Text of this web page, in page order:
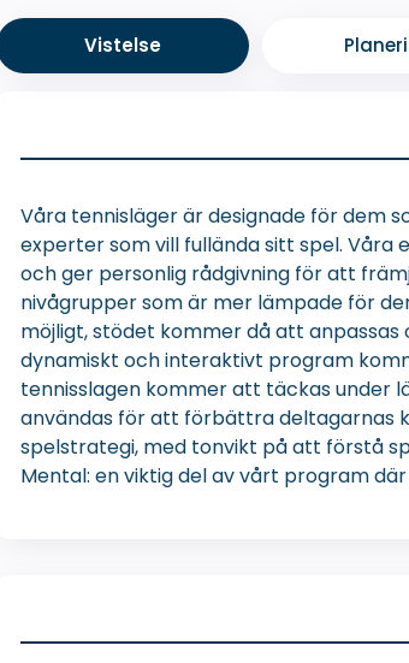
Vistelse
Våra tennisläger är designade för dem
experter som vill fullända sitt spel. Våra
och ger personlig rådgivning för att
nivågrupper som är mer lämpade för
möjligt, stödet kommer då att anpassas
dynamiskt och interaktivt program
tennisslagen kommer att täckas under
användas för att förbättra deltagarnas
spelstrategi, med tonvikt på att förstå
Mental: en viktig del av vårt program